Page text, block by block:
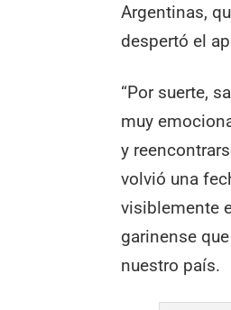
Argentinas,
despertó el
“Por suerte,
muy
y
volvió una
visiblemente
garinense
nuestro país.